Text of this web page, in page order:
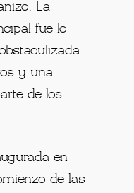
La
fue lo
y una
de los
en
de las